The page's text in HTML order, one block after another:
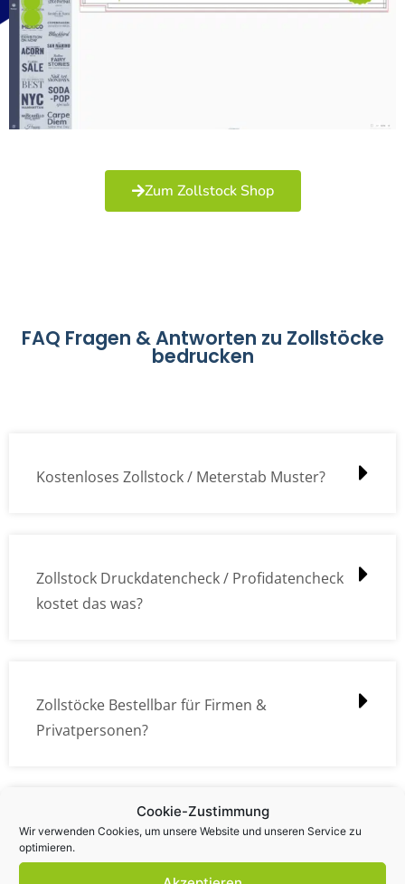
Cookie-Zustimmung
Wir verwenden Cookies, um unsere Website und unseren Service zu
optimieren.
Zum Zollstock Shop
FAQ Fragen & Antworten zu Zollstöcke
bedrucken
Kostenloses Zollstock / Meterstab Muster?
Zollstock Druckdatencheck / Profidatencheck
kostet das was?
Zollstöcke Bestellbar für Firmen &
Privatpersonen?
Wie kann ich die Daten (z.B. Logos und Texte)
übermitteln?